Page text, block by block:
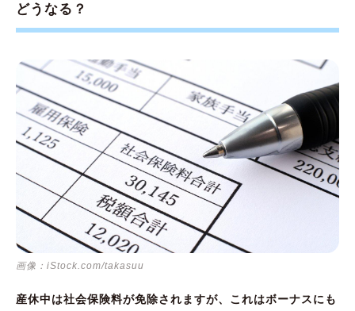
どうなる？
画像：iStock.com/takasuu
産休中は社会保険料が免除されますが、これはボーナスにも